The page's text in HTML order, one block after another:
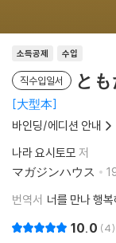
소득공제 수입
직수입일서 と
大型本
바인딩/에디션 안내
나라 요시토모 저
マガジンハウス
번역서 너를 만나 행복
10.0 4